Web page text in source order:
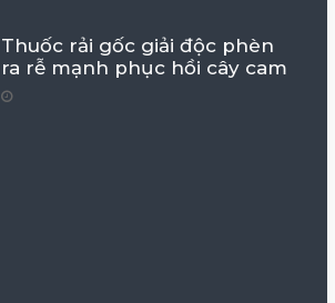
Thuốc rải gốc giải độc phèn
ra rễ mạnh phục hồi cây cam